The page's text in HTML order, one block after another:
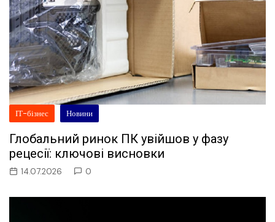
ІТ-бізнес Новини
Глобальний ринок ПК увійшов у фазу
рецесії: ключові висновки
14.07.2026 0